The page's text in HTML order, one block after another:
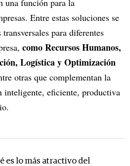
Entre estas soluciones se
para diferentes
como Recursos Humanos,
Logística y Optimización
otras que complementan la
inteligente, eficiente, productiva
es lo más atractivo del